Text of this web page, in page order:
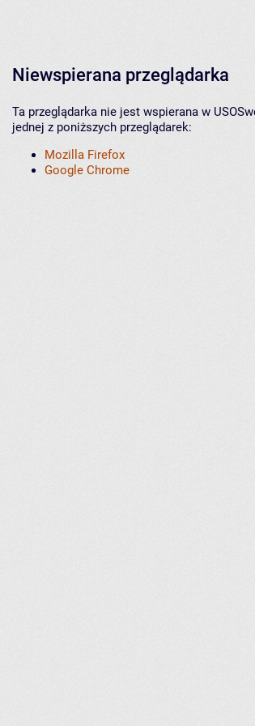
Niewspierana przeglądarka
Ta przeglądarka nie jest wspierana w
jednej z poniższych przeglądarek:
Mozilla Firefox
Google Chrome